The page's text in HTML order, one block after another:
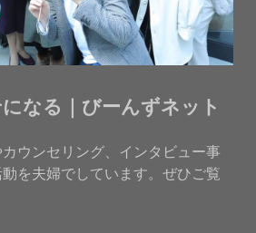
なる｜びーんずネット
ウンセリング、インタビュー事
を夫婦でしています。ぜひご覧